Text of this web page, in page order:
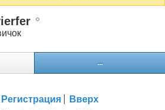
...
Регистрация Вверх